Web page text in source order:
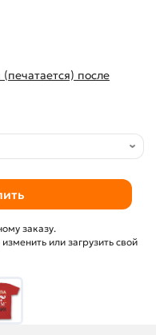
после
заказу.
или загрузить свой